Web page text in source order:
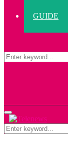
GUIDE
Search
Primary
Menu
Search
for: